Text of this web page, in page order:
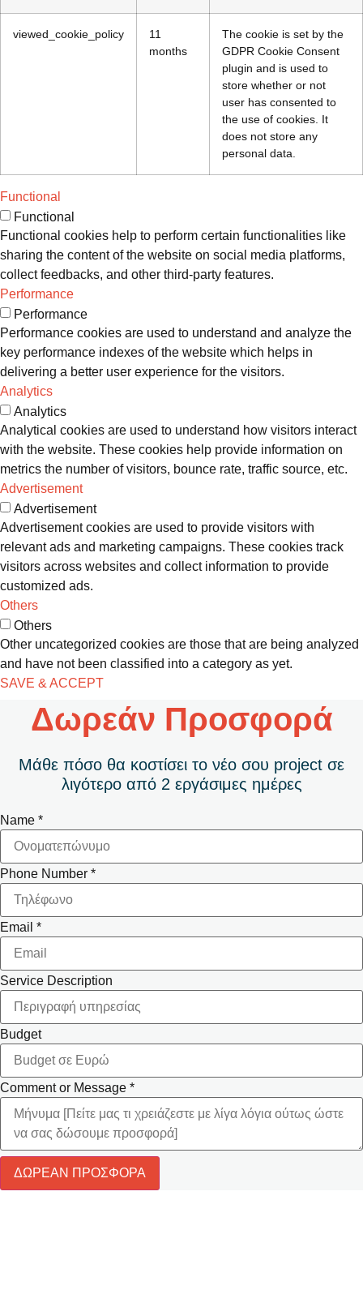
viewed_cookie_policy
11
months
The cookie is set by the
GDPR Cookie Consent
plugin and is used to
store whether or not
user has consented to
the use of cookies. It
does not store any
personal data.
Functional
Functional
Functional cookies help to perform certain functionalities like
sharing the content of the website on social media platforms,
collect feedbacks, and other third-party features.
Performance
Performance
Performance cookies are used to understand and analyze the
key performance indexes of the website which helps in
delivering a better user experience for the visitors.
Analytics
Analytics
Analytical cookies are used to understand how visitors interact
with the website. These cookies help provide information on
metrics the number of visitors, bounce rate, traffic source, etc.
Advertisement
Advertisement
Advertisement cookies are used to provide visitors with
relevant ads and marketing campaigns. These cookies track
visitors across websites and collect information to provide
customized ads.
Others
Others
Other uncategorized cookies are those that are being analyzed
and have not been classified into a category as yet.
SAVE & ACCEPT
Δωρεάν Προσφορά
Μάθε πόσο θα κοστίσει το νέο σου project σε
λιγότερο από 2 εργάσιμες ημέρες
Name *
Phone Number *
Email *
Service Description
Budget
Comment or Message *
ΔΩΡΕΑΝ ΠΡΟΣΦΟΡΑ